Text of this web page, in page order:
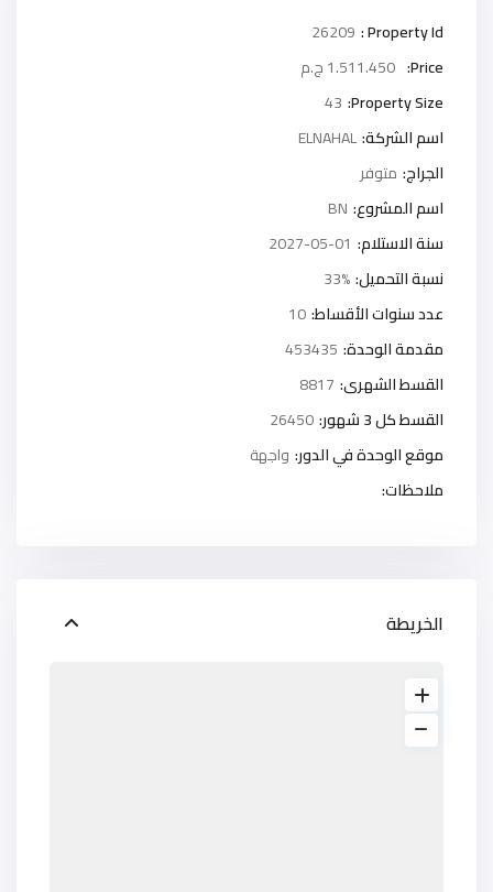
Property Id :
26209
Price: 1.511.450 ج.م
Property Size:
43
اسم الشركة:ELNAHAL
الجراج: متوفر
اسم المشروع: BN
سنة الاستلام: 2027-05-01
نسبة التحميل:33%
عدد سنوات الأقساط:10
مقدمة الوحدة: 453435
القسط الشهرى: 8817
القسط كل 3 شهور:
26450
موقع الوحدة في الدور: واجهة
ملاحظات:
الخريطة